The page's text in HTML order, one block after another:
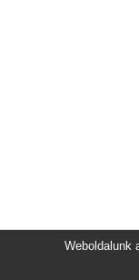
Weboldalunk